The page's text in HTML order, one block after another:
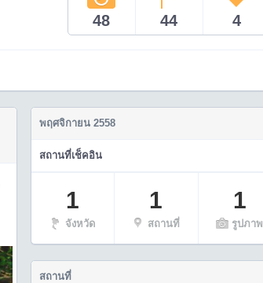
48 44 4
พฤศจิกายน 2558
สถานที่เช็คอิน
1
จังหวัด
1
สถานที่
1
รูปภาพ
สถานที่